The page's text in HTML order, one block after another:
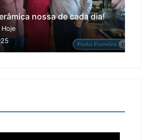
nossa de cada dia!